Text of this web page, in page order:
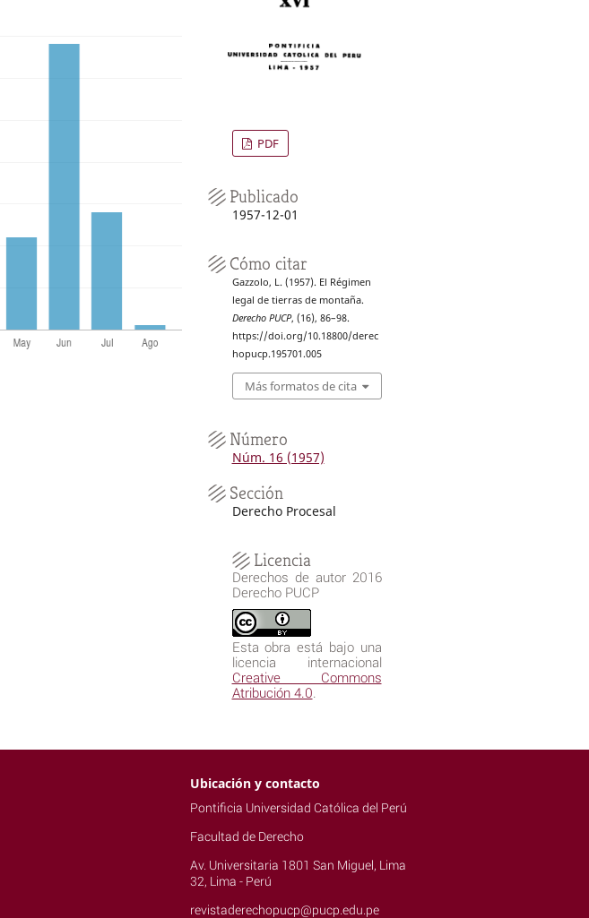
PDF
Publicado
1957-12-01
Cómo citar
Gazzolo, L. (1957). El Régimen
legal de tierras de montaña.
Derecho PUCP, (16), 86–98.
https://doi.org/10.18800/derec
hopucp.195701.005
Más formatos de cita
Número
Núm. 16 (1957)
Sección
Derecho Procesal
Licencia
Derechos de autor 2016
Derecho PUCP
Esta obra está bajo una
licencia internacional
Creative Commons
Atribución 4.0
Ubicación y contacto
Pontificia Universidad Católica del Perú
Facultad de Derecho
Av. Universitaria 1801 San Miguel, Lima
32, Lima - Perú
revistaderechopucp@pucp.edu.pe